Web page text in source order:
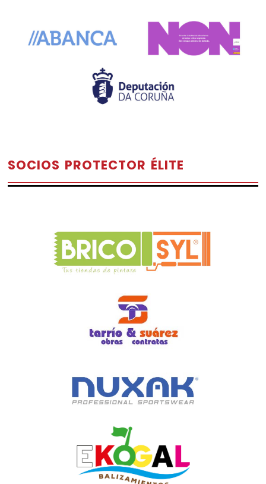
SOCIOS PROTECTOR ÉLITE